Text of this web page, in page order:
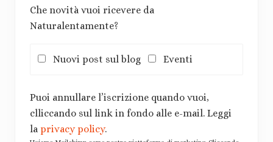
Che novità vuoi ricevere da
Naturalentamente?
Nuovi post sul blog Eventi
Puoi annullare l’iscrizione quando vuoi,
clliccando sul link in fondo alle e-mail. Leggi
la privacy policy.